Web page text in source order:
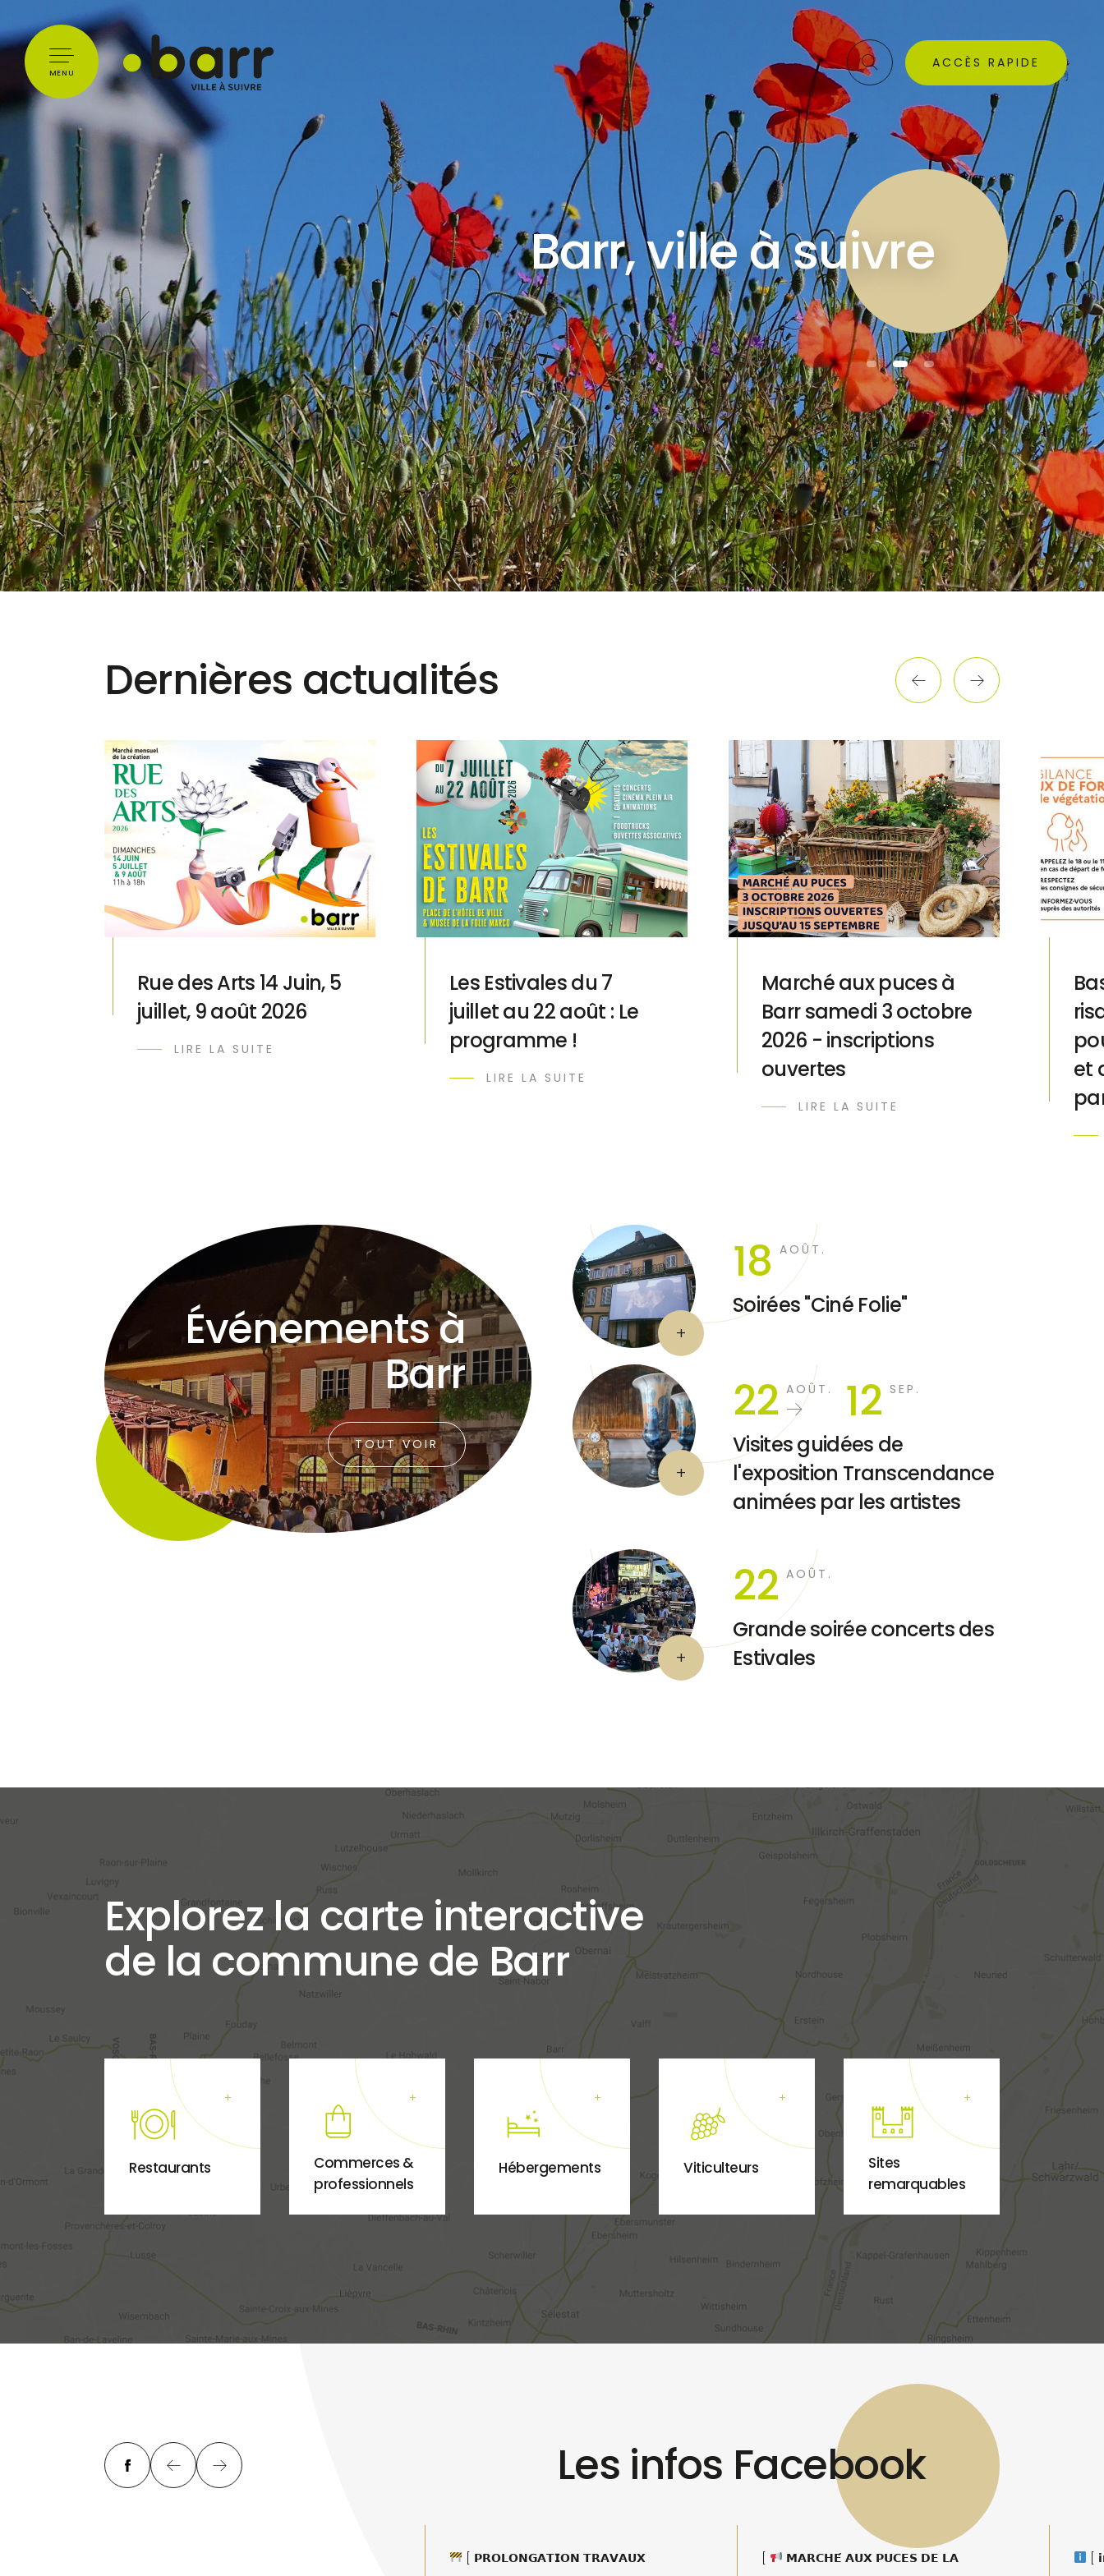
MENU
ACCÈS RAPIDE
Barr, ville à suivre
1 2 3
Dernières actualités
Rue des Arts 14 Juin, 5
juillet, 9 août 2026
LIRE LA SUITE
Les Estivales du 7
juillet au 22 août : Le
programme !
LIRE LA SUITE
Marché aux puces à
Barr samedi 3 octobre
2026 - inscriptions
ouvertes
LIRE LA SUITE
et
Événements à
Barr
TOUT VOIR
18 AOÛT.
Soirées "Ciné Folie"
22 AOÛT. 12 SEP.
Visites guidées de
l'exposition Transcendance
animées par les artistes
22 AOÛT.
Grande soirée concerts des
Estivales
Explorez la carte interactive
de la commune de Barr
Restaurants
Commerces &
professionnels
Hébergements Viticulteurs
Sites
remarquables
Les infos Facebook
[ 𝗣𝗥𝗢𝗟𝗢𝗡𝗚𝗔𝗧𝗜𝗢𝗡 𝗧𝗥𝗔𝗩𝗔𝗨𝗫
𝗠𝗔𝗥𝗖𝗛𝗘́ 𝗔𝗨𝗫 𝗣𝗨𝗖𝗘𝗦 𝗗𝗘 𝗟𝗔
[
Cookies management panel